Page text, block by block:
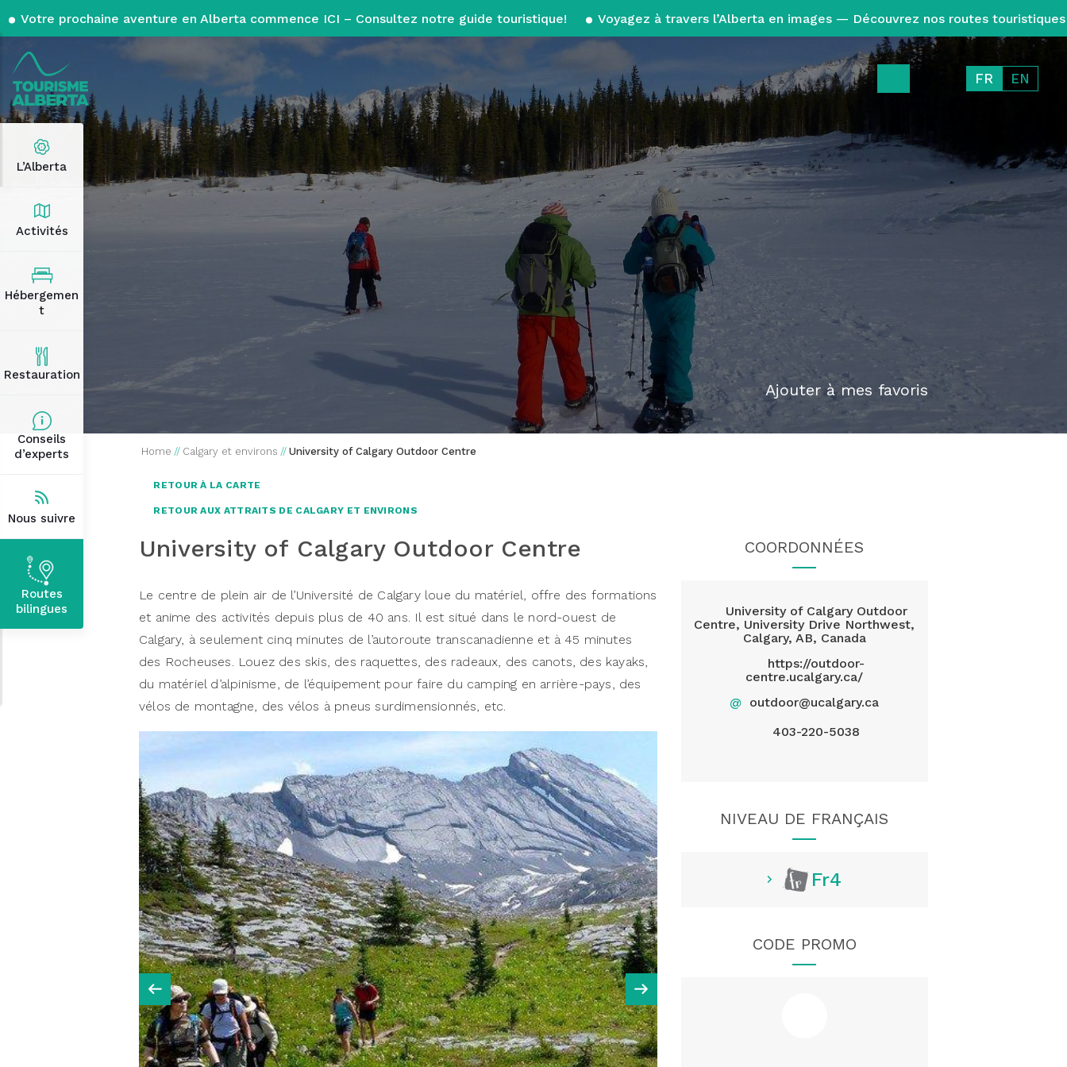
Votre prochaine aventure en Alberta commence ICI – Consultez notre guide touristique! Voyagez à travers l’Alberta en images — Découvrez nos routes touristiques
FR EN
L’Alberta
Activités
Hébergemen
t
Restauration
Conseils
d’experts
Nous suivre
Routes
bilingues
Ajouter à mes favoris
Home // Calgary et environs // University of Calgary Outdoor Centre
RETOUR À LA CARTE
RETOUR AUX ATTRAITS DE CALGARY ET ENVIRONS
University of Calgary Outdoor Centre
Le centre de plein air de l’Université de Calgary loue du matériel, offre des formations
et anime des activités depuis plus de 40 ans. Il est situé dans le nord-ouest de
Calgary, à seulement cinq minutes de l’autoroute transcanadienne et à 45 minutes
des Rocheuses. Louez des skis, des raquettes, des radeaux, des canots, des kayaks,
du matériel d’alpinisme, de l’équipement pour faire du camping en arrière-pays, des
vélos de montagne, des vélos à pneus surdimensionnés, etc.
COORDONNÉES
University of Calgary Outdoor
Centre, University Drive Northwest,
Calgary, AB, Canada
https://outdoor-
centre.ucalgary.ca/
@ outdoor@ucalgary.ca
403-220-5038
NIVEAU DE FRANÇAIS
Fr4
CODE PROMO